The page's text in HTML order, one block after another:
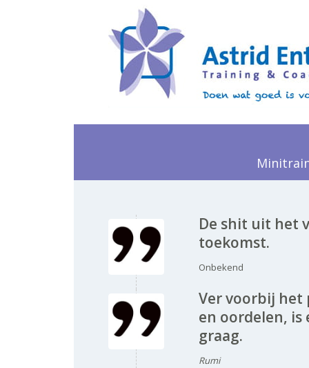
De shit uit het
toekomst.
Onbekend
Ver voorbij het
en oordelen, is
graag.
Rumi